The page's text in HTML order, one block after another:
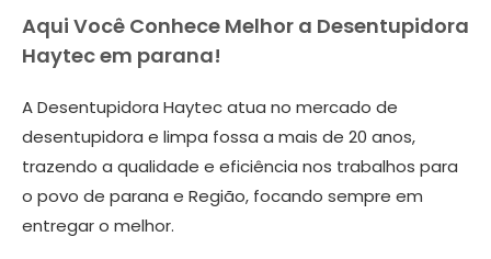
Aqui Você Conhece Melhor a Desentupidora
Haytec em parana!
A Desentupidora Haytec atua no mercado de
desentupidora e limpa fossa a mais de 20 anos,
trazendo a qualidade e eficiência nos trabalhos para
o povo de parana e Região, focando sempre em
entregar o melhor.